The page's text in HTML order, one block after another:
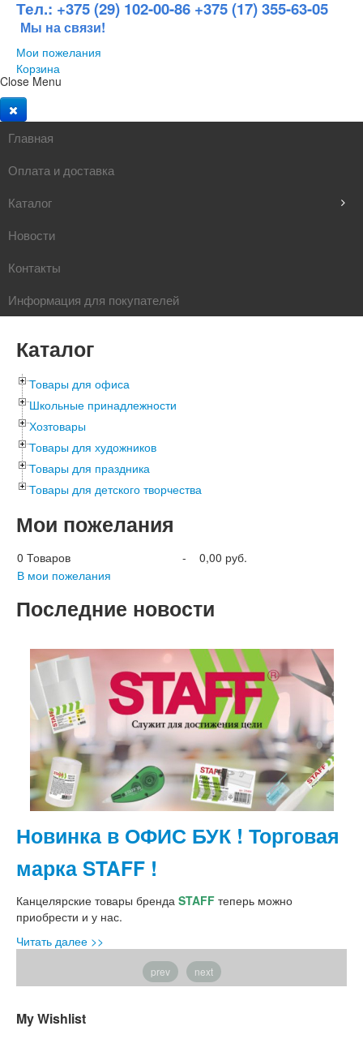
Тел.: +375 (29) 102-00-86 +375 (17) 355-63-05
Мы на связи!
Мои пожелания
Корзина
Главная
Каталог
Товары для офиса
Школьные принадлежности
Хозтовары
Товары для художников
Товары для праздника
Товары для детского творчества
Мои пожелания
0 Товаров -
0,00 руб.
В мои пожелания
Последние новости
Новинка в ОФИС БУК ! Торговая
марка STAFF !
Канцелярские товары бренда STAFF теперь можно
приобрести и у нас.
Читать далее >>
prev next
My Wishlist
Close Menu
Главная
Оплата и доставка
Каталог
Товары для офиса
Школьные принадлежности
Хозтовары
Новости
Контакты
Информация для покупателей